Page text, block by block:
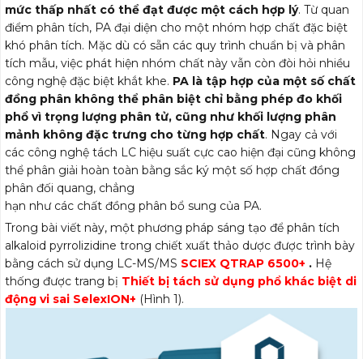
mức thấp nhất có thể đạt được một cách hợp lý. Từ quan
điểm phân tích, PA đại diện cho một nhóm hợp chất đặc biệt
khó phân tích. Mặc dù có sẵn các quy trình chuẩn bị và phân
tích mẫu, việc phát hiện nhóm chất này vẫn còn đòi hỏi nhiều
công nghệ đặc biệt khắt khe. PA là tập hợp của một số chất
đồng phân không thể phân biệt chỉ bằng phép đo khối
phổ vì trọng lượng phân tử, cũng như khối lượng phân
mảnh không đặc trưng cho từng hợp chất. Ngay cả với
các công nghệ tách LC hiệu suất cực cao hiện đại cũng không
thể phân giải hoàn toàn bằng sắc ký một số hợp chất đồng
phân đối quang, chẳng
hạn như các chất đồng phân bổ sung của PA.
Trong bài viết này, một phương pháp sáng tạo để phân tích
alkaloid pyrrolizidine trong chiết xuất thảo dược được trình bày
bằng cách sử dụng LC-MS/MS SCIEX QTRAP 6500+ . Hệ
thống được trang bị Thiết bị tách sử dụng phổ khác biệt di
động vi sai SelexION+ (Hình 1).